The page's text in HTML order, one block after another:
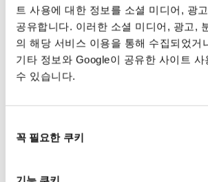
트 사용에 대한 정보를 소셜 미디어, 광
공유합니다. 이러한 소셜 미디어, 광고,
의 해당 서비스 이용을 통해 수집되었거
기타 정보와 Google이 공유한 사이트
수 있습니다.
꼭 필요한 쿠키
앙글라주
앙글라주(베벨링)는 무브먼트 부품의 모
섬세하게 반사하며, 부품 하나하나에 깃